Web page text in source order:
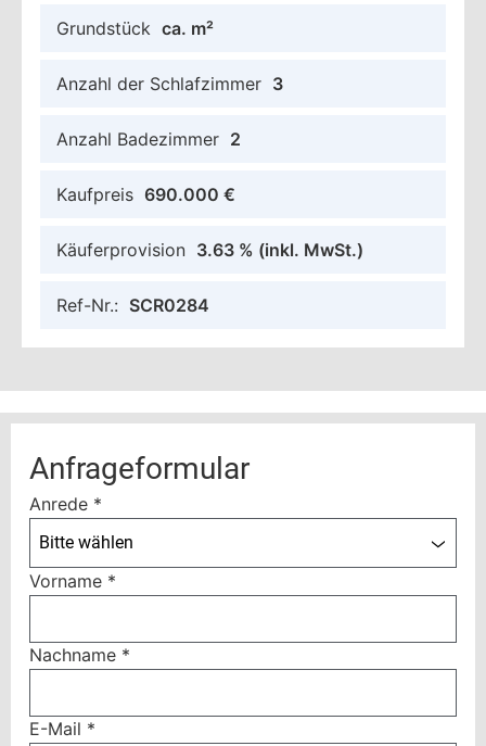
Grundstück ca. m²
Anzahl der Schlafzimmer 3
Anzahl Badezimmer 2
Kaufpreis 690.000 €
Käuferprovision 3.63 % (inkl. MwSt.)
Ref-Nr.: SCR0284
Anfrageformular
Anrede *
Bitte wählen
Vorname *
Nachname *
E-Mail *